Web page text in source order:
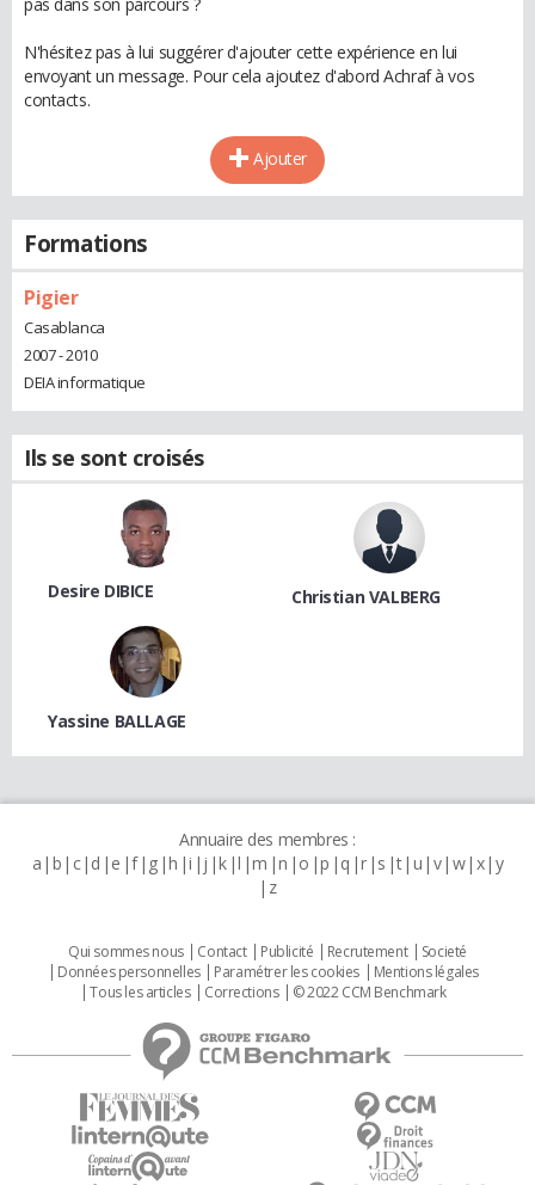
N'hésitez pas à lui suggérer d'ajouter cette expérience en lui
envoyant un message. Pour cela ajoutez d'abord Achraf à vos
contacts.
Ajouter
Formations
Pigier
Casablanca
2007 - 2010
DEIA informatique
Ils se sont croisés
Desire DIBICE Christian VALBERG
Yassine BALLAGE
Annuaire des membres :
a b c d e f g h i j k l m n o p q r s t u v w x y
z
Qui sommes nous Contact Publicité Recrutement
Societé
Données personnelles
Paramétrer les cookies
Mentions légales
Tous les articles
Corrections © 2022 CCM Benchmark